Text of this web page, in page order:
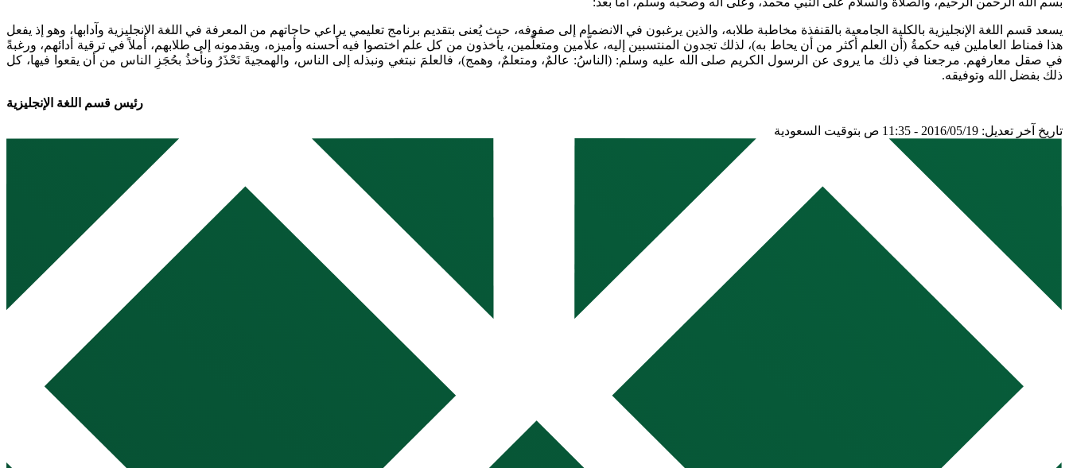
يسعد قسم اللغة الإنجليزية بالكلية الجامعية بالقنفذة مخاطبة طلابه، والذين يرغبون في الانضمام إلى صفوفه، حيث يُعنى بتقديم برنامج تعليمي يراعي حاجاتهم من المعرفة في اللغة الإنجليزية وآدابها، وهو إذ يفعل
هذا فمناط العاملين فيه حكمةُ (أن العلم أكثر من أن يحاط به)، لذلك تجدون المنتسبين إليه، علَّامين ومتعلِّمين، يأخذون من كل علم اختصوا فيه أحسنه وأميزه، ويقدمونه إلى طلابهم، أملاً في ترقية أدائهم، ورغبةً
في صقل معارفهم. مرجعنا في ذلك ما يروى عن الرسول الكريم صلى الله عليه وسلم: (الناسُ: عالمٌ، ومتعلمٌ، وهمج)، فالعلمَ نبتغي ونبذله إلى الناس، والهمجيةَ نَحْذَرُ ونأخذُ بحُجَزِ الناس من أن يقعوا فيها، كل
ذلك بفضل الله وتوفيقه.
رئيس قسم اللغة الإنجليزية
تاريخ آخر تعديل: 2016/05/19 - 11:35 ص بتوقيت السعودية